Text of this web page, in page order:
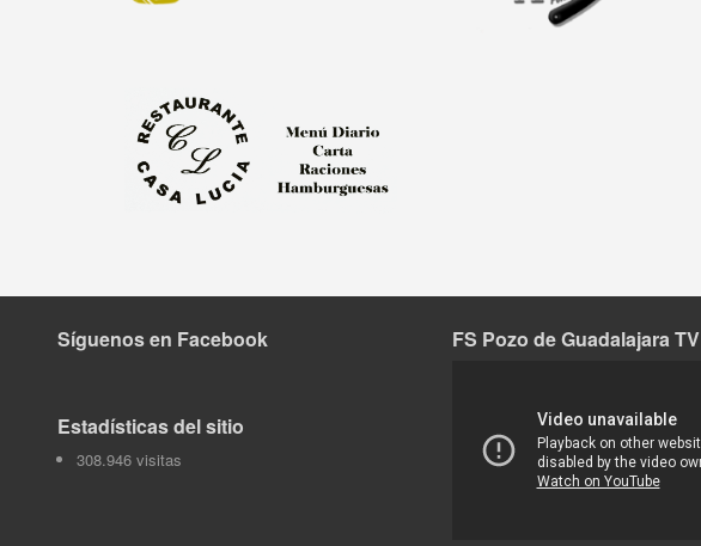
Síguenos en Facebook
Estadísticas del sitio
308.946 visitas
FS Pozo de Guadalajara TV